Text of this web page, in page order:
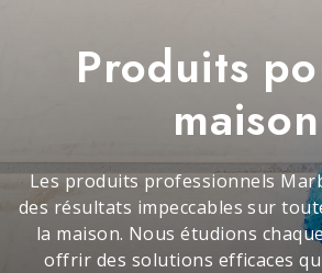
Produits
maison
Les produits professionnels
des résultats impeccables sur
la maison. Nous étudions
offrir des solutions efficaces